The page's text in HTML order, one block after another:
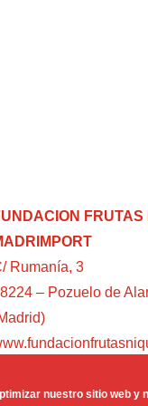
nuestro sitio web y
FRUTAS
Rumanía, 3
– Pozuelo de